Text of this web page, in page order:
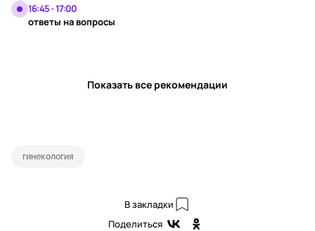
16:45 - 17:00
ответы на вопросы
Показать все рекомендации
гинекология
В закладки
Поделиться